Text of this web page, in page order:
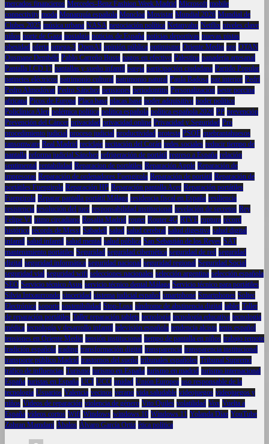
mercados financieros Mercedes-Benz Fashion Week Madrid Microsoft mobile
connectivity moda Monarquía española Moncloa Movistar Mundial 2026 Mundial de
Clubes 2025 música urbana NASA negociación política Netanyahu Netflix niveles clave
niños norte de Gaza nostalgia noticias de España noticias deportivas nuevas pistas
obesidad oferta omega-3 OpenAI opinión pública optimismo Oriente Medio oro OTAN
Ousmane Dembélé Pablo Carreño Busta pagos en efectivo Palestina panadería artesanal
Pantalla LCD 17 pantallas y sueño infantil pareja participación ciudadana Partido Popular
patinetes eléctricos patrimonio cultural patrimonio natural Paula Badosa paz interior Pedri
Pedro Almodóvar Pedro Sánchez pensiones periodontitis Personalización peste porcina
africana Picos de Europa Placa base placas base poder adquisitivo poder político
Policlínica Alen polémica política política española política española 2026 PP prevención
Prevención del Cáncer privacidad privacidad online Privacidad y Seguridad Pro
procedimiento judicial proceso judicial productividad protesta PSOE quebrantahuesos
ransomware Real Madrid reciclaje recitación del Corán redes sociales reducir tiempo de
pantalla reforma judicial Sánchez refrigeración de portátil regreso a España relación
sentimental rentabilidad Reparacion de portátiles Reparación Apple Reparación de
impresoras Reparación de ordenadores Fuengirola Reparación de portátil Reparación de
portátiles Fuengirola Reparación HP Reparación pantalla Acer Reparación portátiles
Fuengirola Reparar pantalla portátil Málaga residencia fiscal en España resiliencia
resistencia resolución del juez responsabilidad institucional revelación de secretos Rey
Felipe VI ritmo circadiano Rosalía Madrid router Router 4G RTVE ruptura récord
histórico récords de Messi Sabadell salud salud cerebral salud digestiva salud digital
infantil salud infantil salud mental salud pública San Sebastián de los Reyes SAT
mantenimiento portátiles Seguridad seguridad cibernética seguridad de red seguridad
digital seguridad informática seguridad nacional seguridad regional Seguridad Social
seguridad vial seguridad wifi selecciones nacionales selección argentina selección española
SEO Servicio técnico Asus servicio técnico dental Málaga Servicio técnico para portátiles
Silvia Intxaurrondo sinceridad sistema judicial español smartphone Smartphones Soltec
Electrónica soporte sostenibilidad Stop-Loss síndrome de abstinencia digital tablet Taller
de reparación portátiles Taller reparación tablets tecnología tecnología educativa tecnología
médica tecnología y desarrollo infantil televisión española tendencia alcista tenis español
tensiones en Oriente Medio tensión institucional tiempo de pantalla en niños trabajo remoto
tradición española trading transformación digital transparencia transparencia institucional
transporte público Madrid trastornos del sueño tribunales españoles Tribunal Supremo
tráfico de influencias Turismo turismo en España turismo en madrid turismo internacional
España turistas en España UCI UCO unidad Unión Europea uso responsable de la
tecnología Usuarios Valencia vecinos verano vida saludable videojuegos videojuegos y
niños Videos de reparación violencia de género Vito Quiles volatilidad Vox Vuelta a
España vídeos cortos Wifi Windows windows 10 Windows 11 Yolanda Díaz YouTube
Zohran Mamdani Ábalos Álvaro García Ortiz ética política